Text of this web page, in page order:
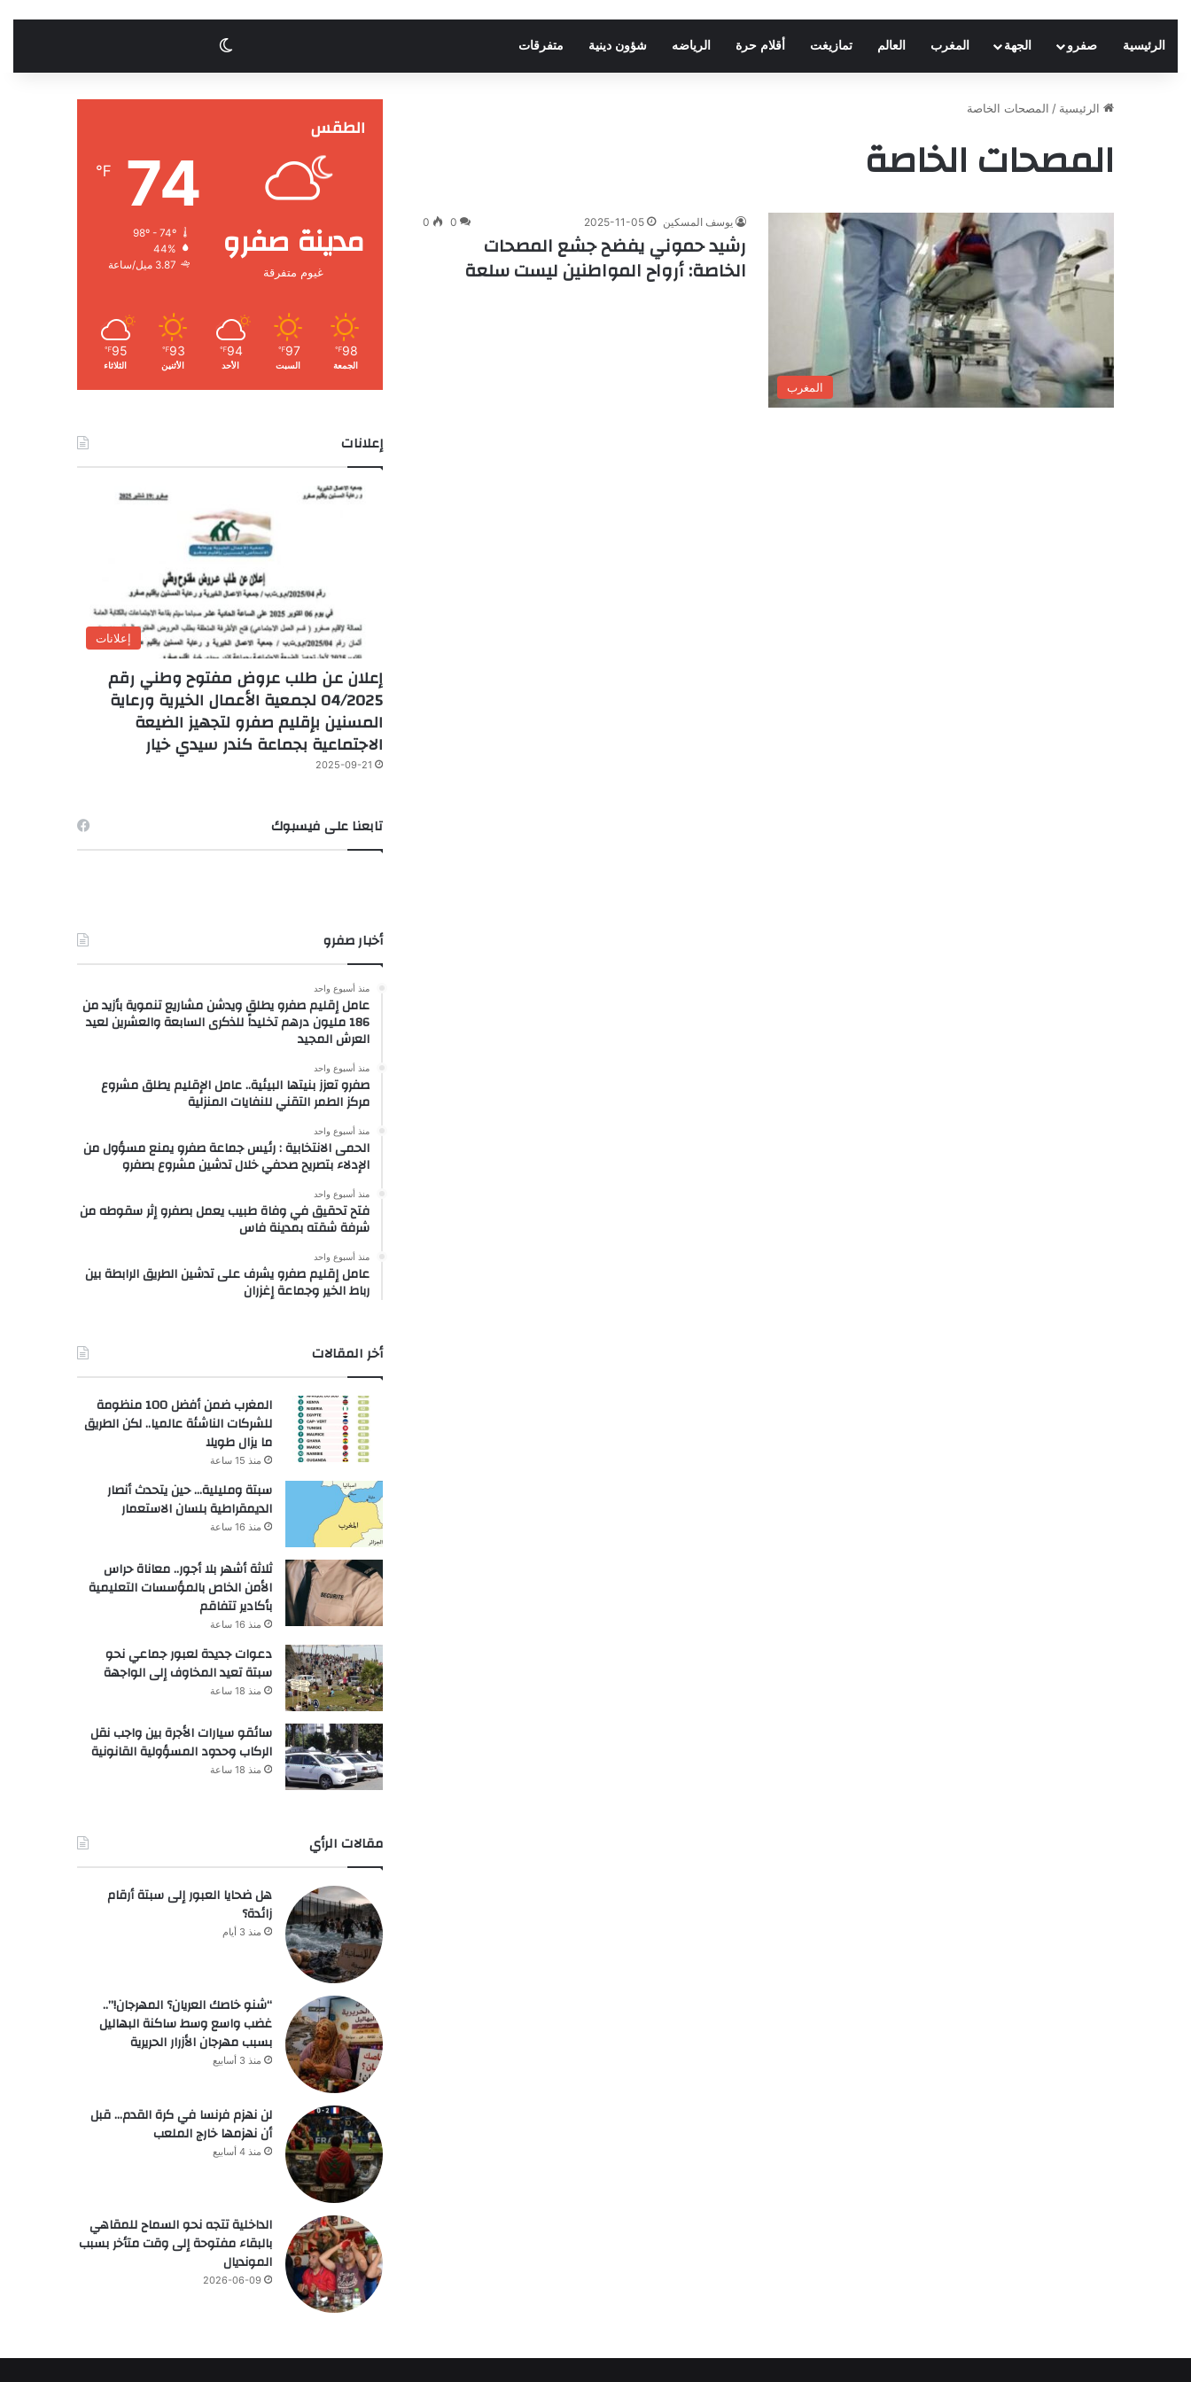
الرئيسية صفرو الجهة المغرب العالم تمازيغت أقلام حرة الرياضه شؤون دينية متفرقات الوضع المظلم
الرئيسية / المصحات الخاصة
المصحات الخاصة
المغرب
يوسف المسكين 2025-11-05
0
0
رشيد حموني يفضح جشع المصحات
الخاصة: أرواح المواطنين ليست سلعة
الطقس
مدينة صفرو
غيوم متفرقة
74
℉
98º - 74º
44%
3.87 ميل/ساعة
98
℉
الجمعة
97
℉
السبت
94
℉
الأحد
93
℉
الأثنين
95
℉
الثلاثاء
إعلانات
إعلانات
إعلان عن طلب عروض مفتوح وطني رقم
04/2025 لجمعية الأعمال الخيرية ورعاية
المسنين بإقليم صفرو لتجهيز الضيعة
الاجتماعية بجماعة كندر سيدي خيار
2025-09-21
تابعنا على فيسبوك
أخبار صفرو
منذ أسبوع واحد
عامل إقليم صفرو يطلق ويدشن مشاريع تنموية بأزيد من
186 مليون درهم تخليداً للذكرى السابعة والعشرين لعيد
العرش المجيد
منذ أسبوع واحد
صفرو تعزز بنيتها البيئية.. عامل الإقليم يطلق مشروع
مركز الطمر التقني للنفايات المنزلية
منذ أسبوع واحد
الحمى الانتخابية : رئيس جماعة صفرو يمنع مسؤول من
الإدلاء بتصريح صحفي خلال تدشين مشروع بصفرو
منذ أسبوع واحد
فتح تحقيق في وفاة طبيب يعمل بصفرو إثر سقوطه من
شرفة شقته بمدينة فاس
منذ أسبوع واحد
عامل إقليم صفرو يشرف على تدشين الطريق الرابطة بين
رباط الخير وجماعة إغزران
أخر المقالات
المغرب ضمن أفضل 100 منظومة
للشركات الناشئة عالميا.. لكن الطريق
ما يزال طويلا
منذ 15 ساعة
سبتة ومليلية… حين يتحدث أنصار
الديمقراطية بلسان الاستعمار
منذ 16 ساعة
ثلاثة أشهر بلا أجور.. معاناة حراس
الأمن الخاص بالمؤسسات التعليمية
بأكادير تتفاقم
منذ 16 ساعة
دعوات جديدة لعبور جماعي نحو
سبتة تعيد المخاوف إلى الواجهة
منذ 18 ساعة
سائقو سيارات الأجرة بين واجب نقل
الركاب وحدود المسؤولية القانونية
منذ 18 ساعة
مقالات الرأي
هل ضحايا العبور إلى سبتة أرقام
زائدة؟
منذ 3 أيام
“شنو خاصك العريان؟ المهرجان!”..
غضب واسع وسط ساكنة البهاليل
بسبب مهرجان الأزرار الحريرية
منذ 3 أسابيع
لن نهزم فرنسا في كرة القدم… قبل
أن نهزمها خارج الملعب
منذ 4 أسابيع
الداخلية تتجه نحو السماح للمقاهي
بالبقاء مفتوحة إلى وقت متأخر بسبب
المونديال
2026-06-09